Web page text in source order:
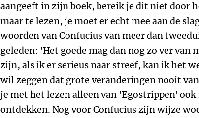
aangeeft in zijn boek, bereik je dit niet door
maar te lezen, je moet er echt mee aan de
woorden van Confucius van meer dan
geleden: 'Het goede mag dan nog zo ver van
zijn, als ik er serieus naar streef, kan ik het
wil zeggen dat grote veranderingen nooit
je met het lezen alleen van 'Egostrippen'
ontdekken. Nog voor Confucius zijn wijze